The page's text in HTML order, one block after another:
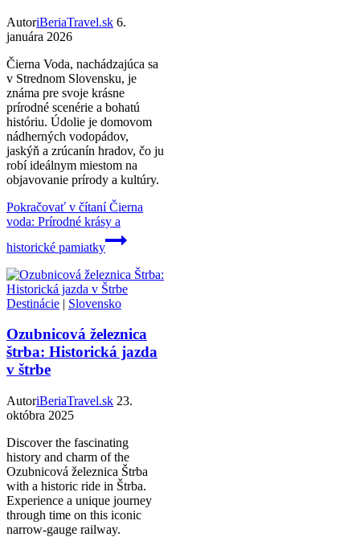
AutoriBeriaTravel.sk 6.
januára 2026
Čierna Voda, nachádzajúca sa
v Strednom Slovensku, je
známa pre svoje krásne
prírodné scenérie a bohatú
históriu. Údolie je domovom
nádherných vodopádov,
jaskýň a zrúcanín hradov, čo ju
robí ideálnym miestom na
objavovanie prírody a kultúry.
Pokračovať v čítaníČierna
voda: Prírodné krásy a
historické pamiatky
Destinácie | Slovensko
Ozubnicová železnica
štrba: Historická jazda
v štrbe
AutoriBeriaTravel.sk 23.
októbra 2025
Discover the fascinating
history and charm of the
Ozubnicová železnica Štrba
with a historic ride in Štrba.
Experience a unique journey
through time on this iconic
narrow-gauge railway.